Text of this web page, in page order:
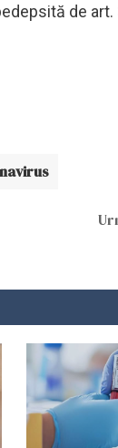
de art.